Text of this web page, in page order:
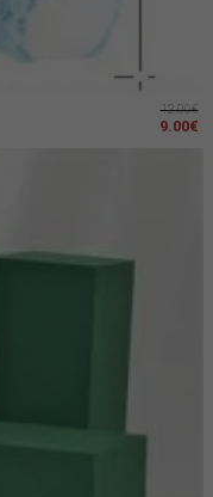
12.00€
9.00€